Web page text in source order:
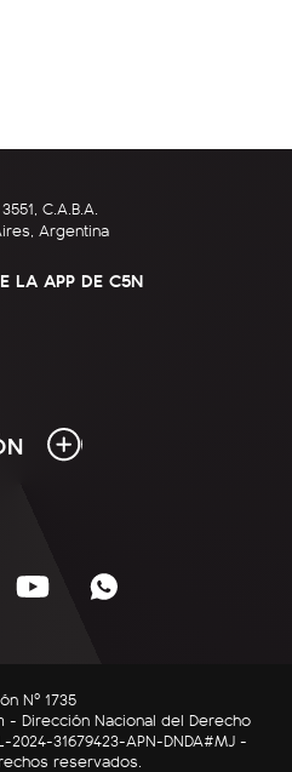
C.A.B.A.
Argentina
LA APP DE C5N
Nº 1735
- Dirección Nacional del Derecho
2024-31679423-APN-DNDA#MJ -
reservados.